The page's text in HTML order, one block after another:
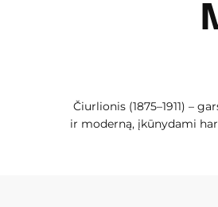
Čiurlionis (1875–1911) –
ir moderną, įkūnydami